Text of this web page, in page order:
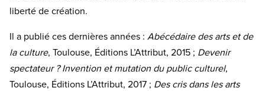
liberté de création.
Il a publié ces dernières années : Abécédaire des arts et de
la culture, Toulouse, Éditions L’Attribut, 2015 ; Devenir
spectateur ? Invention et mutation du public culturel,
Toulouse, Éditions L’Attribut, 2017 ; Des cris dans les arts